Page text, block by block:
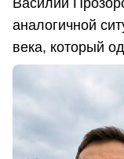
Василий
аналогичной
века, который